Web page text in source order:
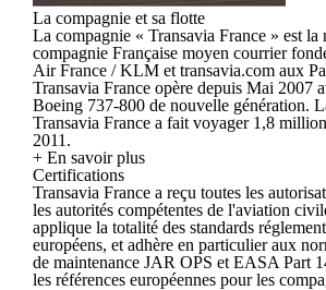
La compagnie et sa flotte
La compagnie « Transavia France » est la
compagnie Française moyen courrier
Air France / KLM et transavia.com aux
Transavia France opère depuis Mai 2007
Boeing 737-800 de nouvelle génération.
Transavia France a fait voyager 1,8
2011.
+ En savoir plus
Certifications
Transavia France a reçu toutes les
les autorités compétentes de l'aviation
applique la totalité des standards
européens, et adhère en particulier aux
de maintenance JAR OPS et EASA Part
les références européennes pour les